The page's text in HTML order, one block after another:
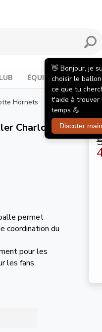
ÉQUIPEMENTS
Hornets
Charlotte
permet
coordination du
pour les
les fans
👋 Bonjour, je
choisir le
ce que tu
t'aide à trouver
temps 💪
Discuter